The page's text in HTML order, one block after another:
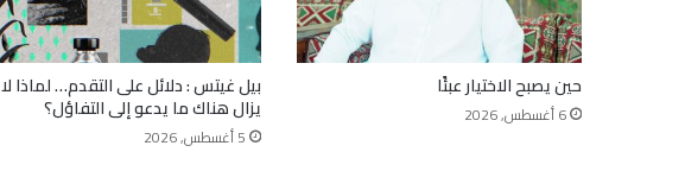
حين يصبح الاختيار عبئًا
6 أغسطس, 2026
بيل غيتس : دلائل على التقدم… لماذا لا
يزال هناك ما يدعو إلى التفاؤل؟
5 أغسطس, 2026